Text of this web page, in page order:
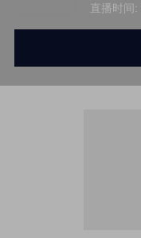
直播时间: